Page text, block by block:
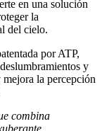
en una solución
la
del cielo.
por ATP,
y
la percepción
combina